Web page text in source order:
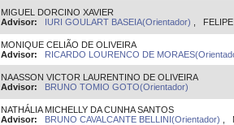
MIGUEL DORCINO XAVIER
Advisor:
IURI GOULART BASEIA(Orientador) ,
MONIQUE CELIÃO DE OLIVEIRA
Advisor:
RICARDO LOURENCO DE
NAASSON VICTOR LAURENTINO DE OLIVEIRA
Advisor:
BRUNO TOMIO GOTO(Orientador)
NATHÁLIA MICHELLY DA CUNHA SANTOS
Advisor:
BRUNO CAVALCANTE BELLINI(Orientador) ,